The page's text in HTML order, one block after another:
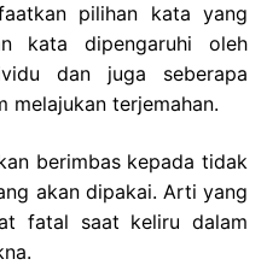
pilihan kata yang
kata dipengaruhi oleh
dan juga seberapa
melajukan terjemahan.
berimbas kepada tidak
akan dipakai. Arti yang
fatal saat keliru dalam